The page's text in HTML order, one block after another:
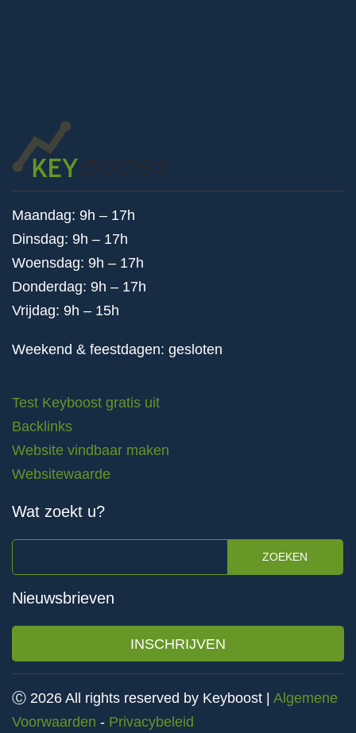
Maandag: 9h – 17h
Dinsdag: 9h – 17h
Woensdag: 9h – 17h
Donderdag: 9h – 17h
Vrijdag: 9h – 15h
Weekend & feestdagen: gesloten
Test Keyboost gratis uit
Backlinks
Website vindbaar maken
Websitewaarde
Wat zoekt u?
ZOEKEN
Nieuwsbrieven
INSCHRIJVEN
Ⓒ 2026 All rights reserved by Keyboost | Algemene
Voorwaarden - Privacybeleid